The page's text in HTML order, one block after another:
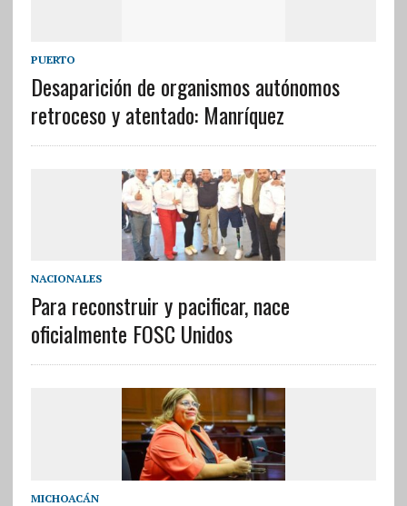
PUERTO
Desaparición de organismos autónomos
retroceso y atentado: Manríquez
NACIONALES
Para reconstruir y pacificar, nace
oficialmente FOSC Unidos
MICHOACÁN